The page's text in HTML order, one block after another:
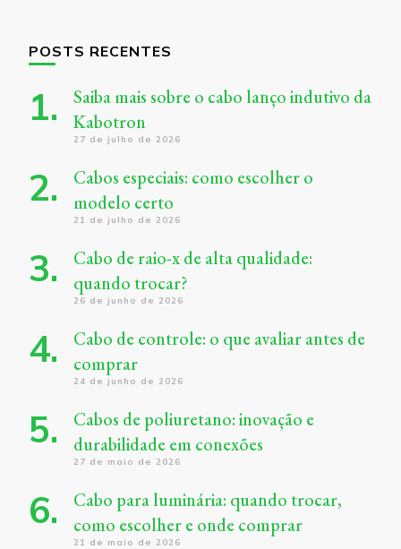
POSTS RECENTES
Saiba mais sobre o cabo lanço indutivo da
Kabotron
27 de julho de 2026
Cabos especiais: como escolher o
modelo certo
21 de julho de 2026
Cabo de raio-x de alta qualidade:
quando trocar?
26 de junho de 2026
Cabo de controle: o que avaliar antes de
comprar
24 de junho de 2026
Cabos de poliuretano: inovação e
durabilidade em conexões
27 de maio de 2026
Cabo para luminária: quando trocar,
como escolher e onde comprar
21 de maio de 2026